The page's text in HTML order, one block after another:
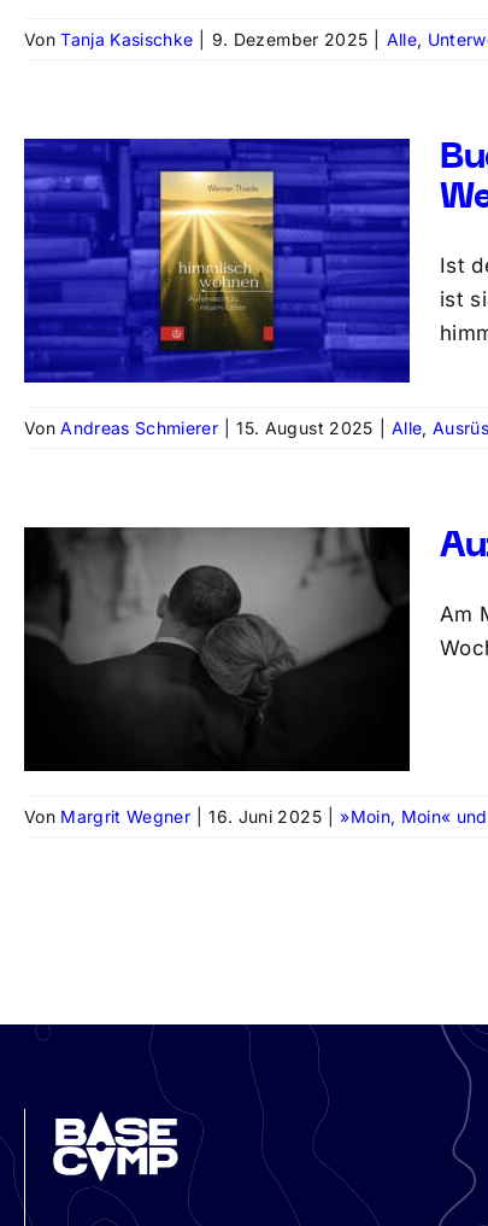
VonTanja Kasischke 9. Dezember 2025 Alle,
Ist
ist
VonAndreas Schmierer 15. August 2025 Alle,
Am
Von Margrit Wegner 16. Juni 2025 »Moin, Moin«